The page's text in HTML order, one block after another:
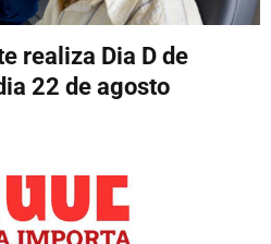
realiza Dia D de
22 de agosto